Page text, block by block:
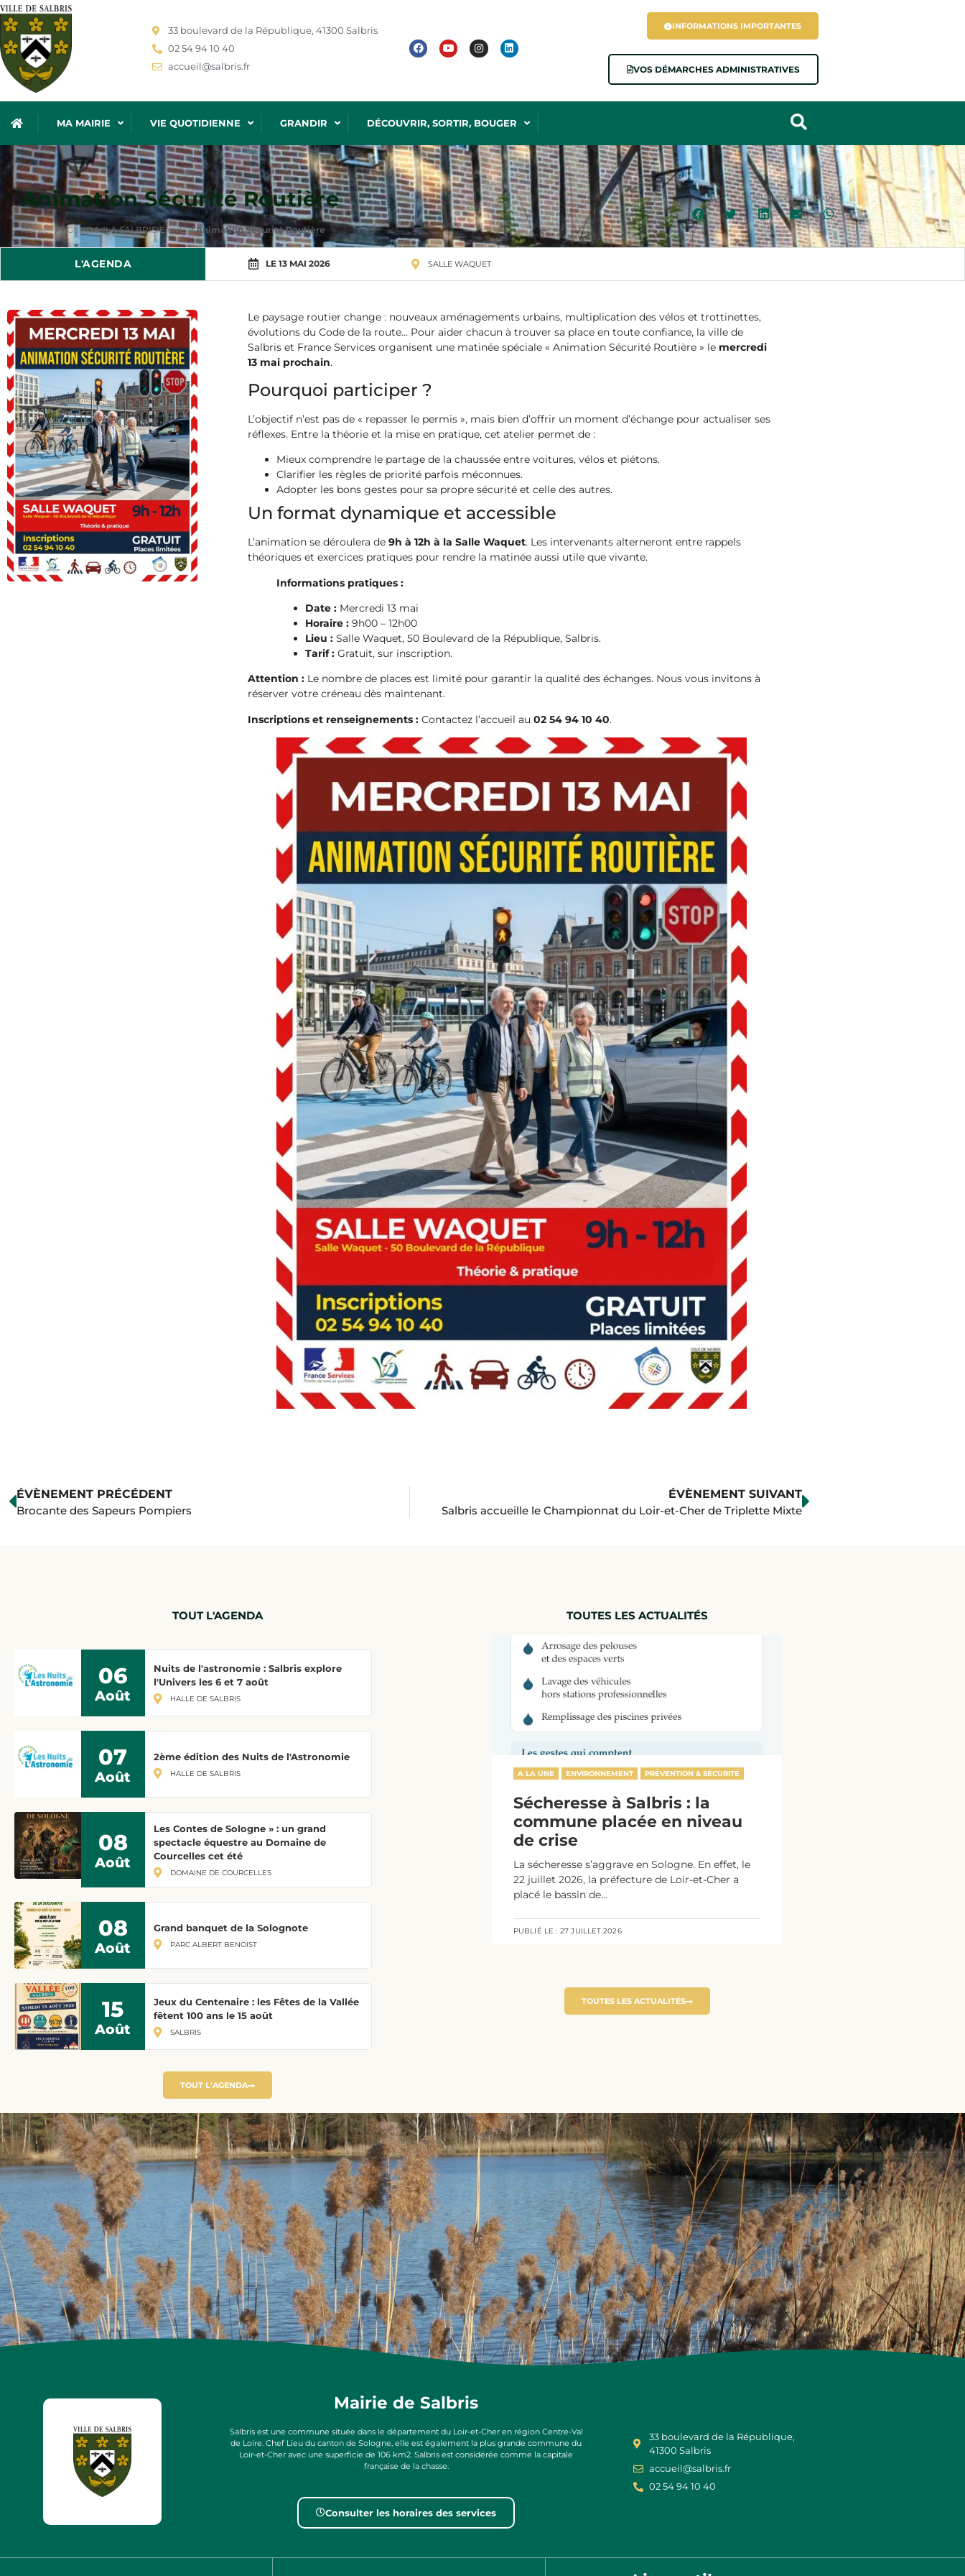
33 boulevard de la République, 41300 Salbris
02 54 94 10 40
accueil@salbris.fr
INFORMATIONS IMPORTANTES
VOS DÉMARCHES ADMINISTRATIVES
MA MAIRIE VIE QUOTIDIENNE GRANDIR DÉCOUVRIR, SORTIR, BOUGER
Animation Sécurité Routière
Accueil/AGENDA "LA SALBRISIENNE"/Animation Sécurité Routière
Partagez cette page :
L'AGENDA LE 13 MAI 2026 SALLE WAQUET
Le paysage routier change : nouveaux aménagements urbains, multiplication des vélos et trottinettes,
évolutions du Code de la route… Pour aider chacun à trouver sa place en toute confiance, la ville de
Salbris et France Services organisent une matinée spéciale « Animation Sécurité Routière » le mercredi
13 mai prochain.
Pourquoi participer ?
L’objectif n’est pas de « repasser le permis », mais bien d’offrir un moment d’échange pour actualiser ses
réflexes. Entre la théorie et la mise en pratique, cet atelier permet de :
Mieux comprendre le partage de la chaussée entre voitures, vélos et piétons.
Clarifier les règles de priorité parfois méconnues.
Adopter les bons gestes pour sa propre sécurité et celle des autres.
Un format dynamique et accessible
L’animation se déroulera de 9h à 12h à la Salle Waquet. Les intervenants alterneront entre rappels
théoriques et exercices pratiques pour rendre la matinée aussi utile que vivante.
Informations pratiques :
Date : Mercredi 13 mai
Horaire : 9h00 – 12h00
Lieu : Salle Waquet, 50 Boulevard de la République, Salbris.
Tarif : Gratuit, sur inscription.
Attention : Le nombre de places est limité pour garantir la qualité des échanges. Nous vous invitons à
réserver votre créneau dès maintenant.
Inscriptions et renseignements : Contactez l’accueil au 02 54 94 10 40.
ÉVÈNEMENT PRÉCÉDENT
Brocante des Sapeurs Pompiers
ÉVÈNEMENT SUIVANT
Salbris accueille le Championnat du Loir-et-Cher de Triplette Mixte
TOUT L'AGENDA
06
Août
Nuits de l'astronomie : Salbris explore
l'Univers les 6 et 7 août
HALLE DE SALBRIS
07
Août
2ème édition des Nuits de l'Astronomie
HALLE DE SALBRIS
08
Août
Les Contes de Sologne » : un grand
spectacle équestre au Domaine de
Courcelles cet été
DOMAINE DE COURCELLES
08
Août
Grand banquet de la Solognote
PARC ALBERT BENOIST
15
Août
Jeux du Centenaire : les Fêtes de la Vallée
fêtent 100 ans le 15 août
SALBRIS
TOUT L'AGENDA
TOUTES LES ACTUALITÉS
A LA UNE ENVIRONNEMENT PRÉVENTION & SÉCURITÉ
Sécheresse à Salbris : la
commune placée en niveau
de crise
La sécheresse s’aggrave en Sologne. En effet, le
22 juillet 2026, la préfecture de Loir-et-Cher a
placé le bassin de...
PUBLIÉ LE : 27 JUILLET 2026
TOUTES LES ACTUALITÉS
Mairie de Salbris
Salbris est une commune située dans le département du Loir-et-Cher en région Centre-Val
de Loire. Chef Lieu du canton de Sologne, elle est également la plus grande commune du
Loir-et-Cher avec une superficie de 106 km2. Salbris est considérée comme la capitale
française de la chasse.
Consulter les horaires des services
33 boulevard de la République,
41300 Salbris
accueil@salbris.fr
02 54 94 10 40